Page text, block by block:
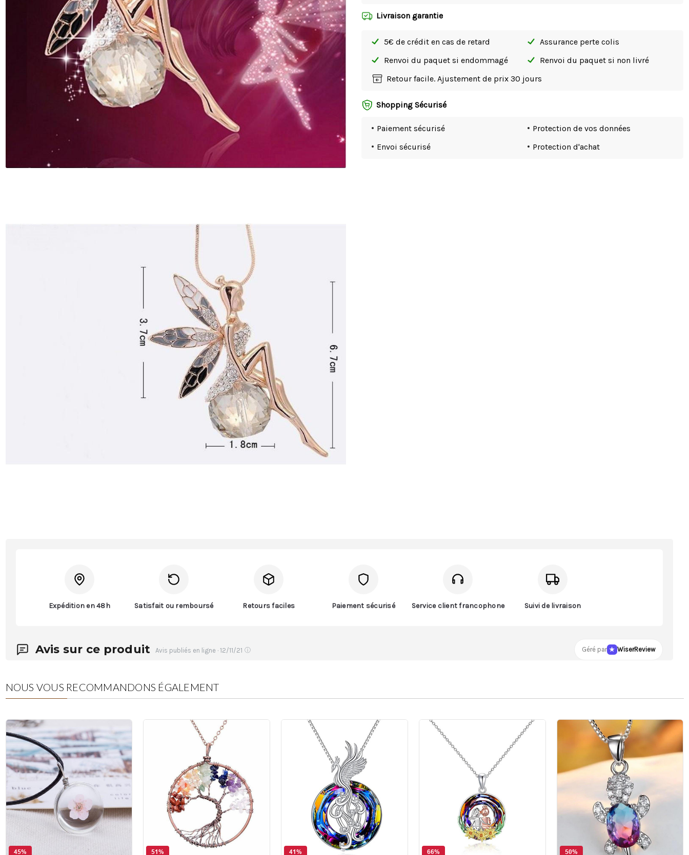
Livraison garantie
5€ de crédit en cas de retard
Assurance perte colis
Renvoi du paquet si endommagé
Renvoi du paquet si non livré
Retour facile. Ajustement de prix 30 jours
Shopping Sécurisé
Paiement sécurisé
Protection de vos données
Envoi sécurisé
Protection d'achat
Expédition en 48h Satisfait ou remboursé Retours faciles Paiement sécurisé Service client francophone Suivi de livraison
Avis sur ce produit Avis publiés en ligne · 12/11/21 ⓘ Géré par WiserReview
NOUS VOUS RECOMMANDONS ÉGALEMENT
45% 51% 41% 66% 50%